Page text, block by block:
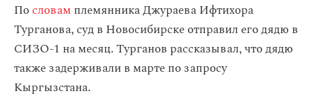
Пословам племянника Джураева Ифтихора
Турганова, суд в Новосибирске отправил его дядю в
СИЗО-1 на месяц. Турганов рассказывал, что дядю
также задерживали в марте по запросу
Кыргызстана.